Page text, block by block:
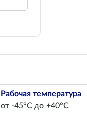
Рабочая температура
от -45°С до +40°С